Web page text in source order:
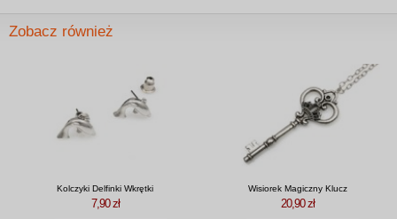
Zobacz również
Kolczyki Delfinki Wkrętki
7,90 zł
Wisiorek Magiczny Klucz
20,90 zł